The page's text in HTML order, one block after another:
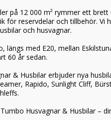
på 12 000 m² rymmer ett
för reservdelar och tillbehör. Vi
och husvagnar.
längs med E20, mellan
60 år sedan.
& Husbilar erbjuder nya
Rapido, Sunlight Cliff,
Husvagnar & Husbilar –